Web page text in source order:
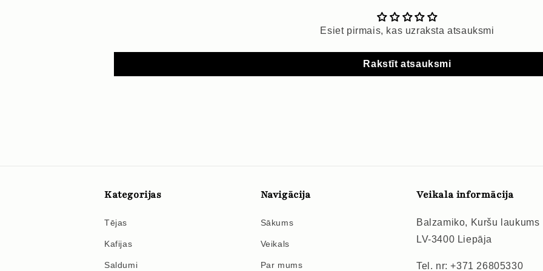
Esiet pirmais, kas uzraksta atsauksmi
Rakstīt atsauksmi
Kategorijas
Tējas
Kafijas
Saldumi
Navigācija
Sākums
Veikals
Par mums
Veikala informācija
Balzamiko, Kuršu laukums
LV-3400 Liepāja
Tel. nr: +371 26805330